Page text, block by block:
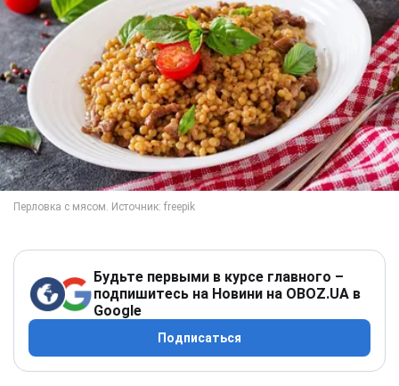
Будьте первыми в курсе главного –
подпишитесь на Новини на OBOZ.UA в
Google
Подписаться